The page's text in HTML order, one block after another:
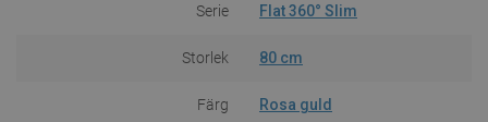
Serie Flat 360° Slim
Storlek 80 cm
Färg Rosa guld